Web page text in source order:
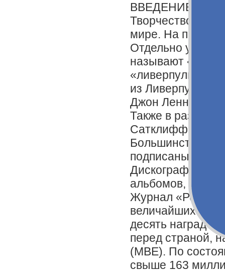
ВВЕДЕНИЕ
Творчество
мире. На песнях
Отдельно
называют
«ливерпульской
из Ливерпуля,
Джон Леннон,
Также в разное
Сатклифф, Пит
Большинство
подписаны
Дискография
альбомов,
Журнал
величайших
десять наград
перед страной,
(MBE). По
свыше 163